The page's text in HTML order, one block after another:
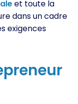
et toute la
dans un cadre
exigences